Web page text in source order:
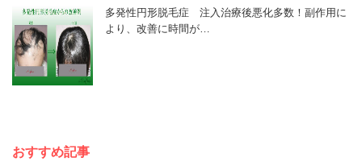
多発性円形脱毛症 注入治療後悪化多数！副作用に
より、改善に時間が…
おすすめ記事